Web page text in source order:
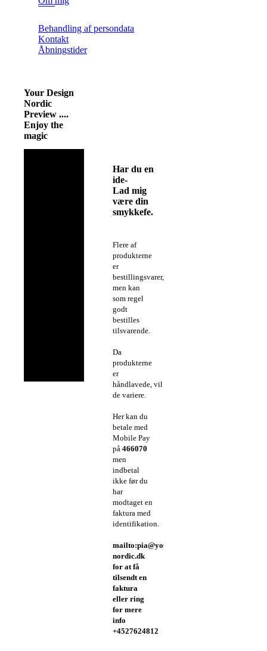
Behandling af persondata
Kontakt
Åbningstider
Your Design
Nordic
Preview ....
Enjoy the
magic
Har du en
ide-
Lad mig
være din
smykkefe.
Flere af
produkterne
er
bestillingsvarer,
men kan
som regel
godt
bestilles
tilsvarende.
Da
produkterne
er
håndlavede, vil
de variere.
Her kan du
betale med
Mobile Pay
på466070
men
indbetal
ikke før du
har
modtaget en
faktura med
identifikation.
mailto:pia@yourdesign-
nordic.dk
for at få
tilsendt en
faktura
eller ring
for mere
info
+4527624812